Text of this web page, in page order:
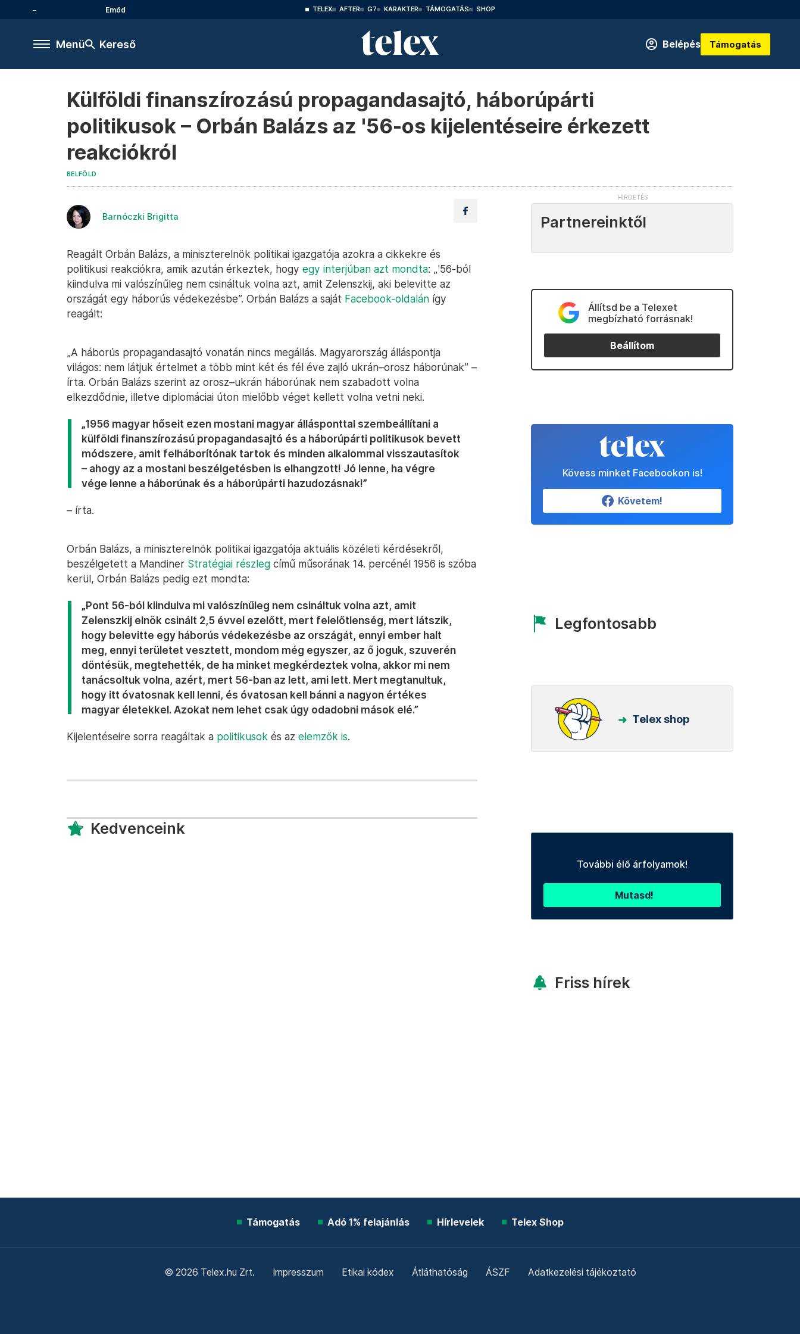
Emőd TELEX AFTER G7 KARAKTER TÁMOGATÁS SHOP
Menü Kereső Belépés Támogatás
Külföldi finanszírozású propagandasajtó, háborúpárti
politikusok – Orbán Balázs az '56-os kijelentéseire érkezett
reakciókról
BELFÖLD
Barnóczki Brigitta
Reagált Orbán Balázs, a miniszterelnök politikai igazgatója azokra a cikkekre és
politikusi reakciókra, amik azután érkeztek, hogy egy interjúban azt mondta: „'56-ból
kiindulva mi valószínűleg nem csináltuk volna azt, amit Zelenszkij, aki belevitte az
országát egy háborús védekezésbe”. Orbán Balázs a saját Facebook-oldalán így
reagált:
„A háborús propagandasajtó vonatán nincs megállás. Magyarország álláspontja
világos: nem látjuk értelmet a több mint két és fél éve zajló ukrán–orosz háborúnak” –
írta. Orbán Balázs szerint az orosz–ukrán háborúnak nem szabadott volna
elkezdődnie, illetve diplomáciai úton mielőbb véget kellett volna vetni neki.
„1956 magyar hőseit ezen mostani magyar állásponttal szembeállítani a
külföldi finanszírozású propagandasajtó és a háborúpárti politikusok bevett
módszere, amit felháborítónak tartok és minden alkalommal visszautasítok
– ahogy az a mostani beszélgetésben is elhangzott! Jó lenne, ha végre
vége lenne a háborúnak és a háborúpárti hazudozásnak!”
– írta.
Orbán Balázs, a miniszterelnök politikai igazgatója aktuális közéleti kérdésekről,
beszélgetett a Mandiner Stratégiai részleg című műsorának 14. percénél 1956 is szóba
kerül, Orbán Balázs pedig ezt mondta:
„Pont 56-ból kiindulva mi valószínűleg nem csináltuk volna azt, amit
Zelenszkij elnök csinált 2,5 évvel ezelőtt, mert felelőtlenség, mert látszik,
hogy belevitte egy háborús védekezésbe az országát, ennyi ember halt
meg, ennyi területet vesztett, mondom még egyszer, az ő joguk, szuverén
döntésük, megtehették, de ha minket megkérdeztek volna, akkor mi nem
tanácsoltuk volna, azért, mert 56-ban az lett, ami lett. Mert megtanultuk,
hogy itt óvatosnak kell lenni, és óvatosan kell bánni a nagyon értékes
magyar életekkel. Azokat nem lehet csak úgy odadobni mások elé.”
Kijelentéseire sorra reagáltak a politikusok és az elemzők is.
Kedvenceink
Partnereinktől
Állítsd be a Telexet
megbízható forrásnak!
Beállítom
Kövess minket Facebookon is!
Követem!
Legfontosabb
Telex shop
További élő árfolyamok!
Mutasd!
Friss hírek
Támogatás Adó 1% felajánlás Hírlevelek Telex Shop
© 2026 Telex.hu Zrt. Impresszum Etikai kódex Átláthatóság ÁSZF Adatkezelési tájékoztató